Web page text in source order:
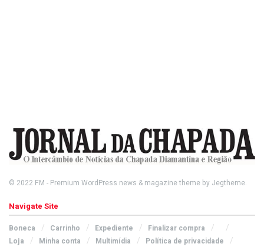
© 2022 FM - Premium WordPress news & magazine theme by Jegtheme.
Navigate Site
Boneca Carrinho Expediente
Finalizar compra
Loja
Minha conta Multimídia Política de privacidade